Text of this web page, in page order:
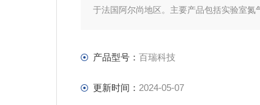
于法国阿尔尚地区。主要产品包括实验室氮
产品型号： 百瑞科技
更新时间： 2024-05-07